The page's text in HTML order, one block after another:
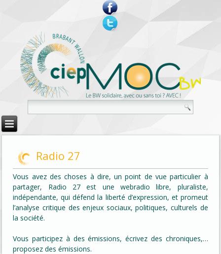
Radio 27
Vous avez des choses à dire, un point de vue particulier à
partager, Radio 27 est une webradio libre, pluraliste,
indépendante, qui défend la liberté d’expression, et promeut
l’analyse critique des enjeux sociaux, politiques, culturels de
la société.
Vous participez à des émissions, écrivez des chroniques,…
proposez des émissions.